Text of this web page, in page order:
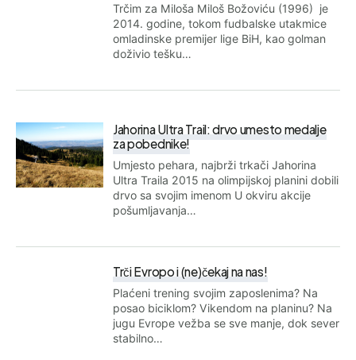
Trčim za Miloša Miloš Božoviću (1996) je
2014. godine, tokom fudbalske utakmice
omladinske premijer lige BiH, kao golman
doživio tešku…
Jahorina Ultra Trail: drvo umesto medalje
za pobednike!
Umjesto pehara, najbrži trkači Jahorina
Ultra Traila 2015 na olimpijskoj planini dobili
drvo sa svojim imenom U okviru akcije
pošumljavanja…
Trči Evropo i (ne)čekaj na nas!
Plaćeni trening svojim zaposlenima? Na
posao biciklom? Vikendom na planinu? Na
jugu Evrope vežba se sve manje, dok sever
stabilno…